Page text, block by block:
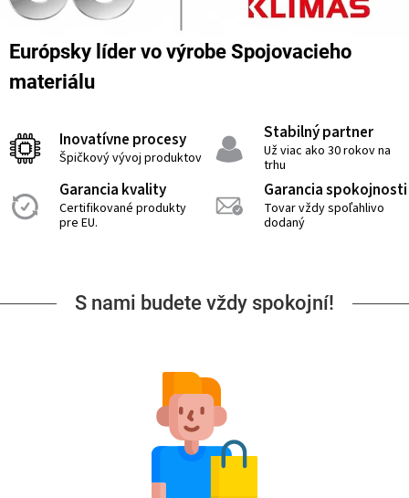
Európsky líder vo výrobe Spojovacieho
materiálu
Inovatívne procesy
Špičkový vývoj produktov
Stabilný partner
Už viac ako 30 rokov na
trhu
Garancia kvality
Certifikované produkty
pre EU.
Garancia spokojnosti
Tovar vždy spoľahlivo
dodaný
S nami budete vždy spokojní!